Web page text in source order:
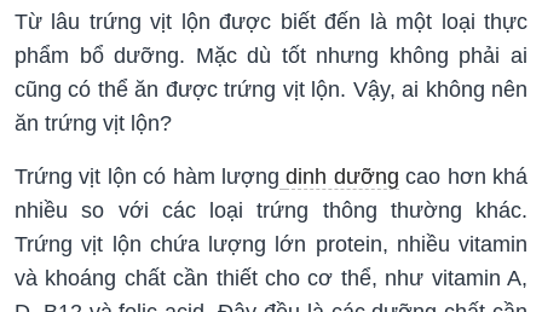
Từ lâu trứng vịt lộn được biết đến là một loại thực
phẩm bổ dưỡng. Mặc dù tốt nhưng không phải ai
cũng có thể ăn được trứng vịt lộn. Vậy, ai không nên
ăn trứng vịt lộn?
Trứng vịt lộn có hàm lượng dinh dưỡng cao hơn khá
nhiều so với các loại trứng thông thường khác.
Trứng vịt lộn chứa lượng lớn protein, nhiều vitamin
và khoáng chất cần thiết cho cơ thể, như vitamin A,